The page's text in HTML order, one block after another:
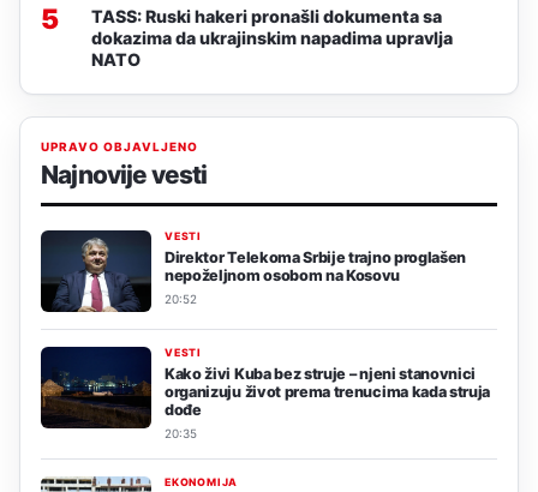
5
TASS: Ruski hakeri pronašli dokumenta sa
dokazima da ukrajinskim napadima upravlja
NATO
UPRAVO OBJAVLJENO
Najnovije vesti
VESTI
Direktor Telekoma Srbije trajno proglašen
nepoželjnom osobom na Kosovu
20:52
VESTI
Kako živi Kuba bez struje – njeni stanovnici
organizuju život prema trenucima kada struja
dođe
20:35
EKONOMIJA